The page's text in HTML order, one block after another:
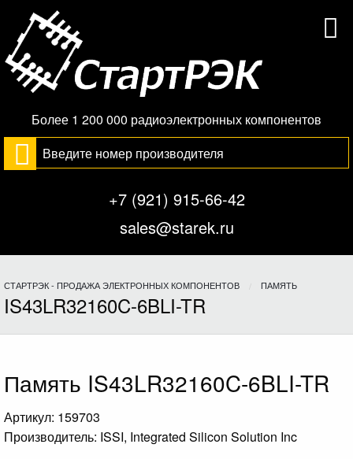
Более 1 200 000 радиоэлектронных компонентов
+7 (921) 915-66-42
sales@starek.ru
СТАРТРЭК - ПРОДАЖА ЭЛЕКТРОННЫХ КОМПОНЕНТОВ ПАМЯТЬ
IS43LR32160C-6BLI-TR
Память IS43LR32160C-6BLI-TR
Артикул: 159703
Производитель: ISSI, Integrated Silicon Solution Inc